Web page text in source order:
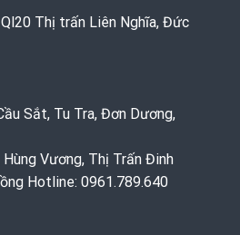
Ql20 Thị trấn Liên Nghĩa, Đức
Sắt, Tu Tra, Đơn Dương,
Hùng Vương, Thị Trấn Đinh
Hotline: 0961.789.640